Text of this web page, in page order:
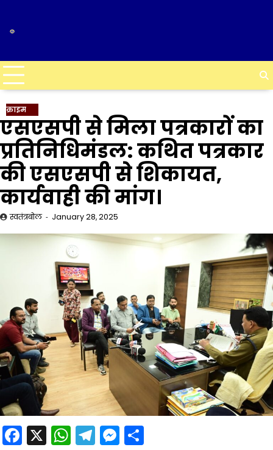
content
क्राइम
एसएसपी से मिला पत्रकारों का
प्रतिनिधिमंडल: कथित पत्रकार
की एसएसपी से शिकायत,
कार्यवाही की मांग।
स्वतंत्रबोल January 28, 2025
Facebook
X WhatsApp
Telegram
Messenger